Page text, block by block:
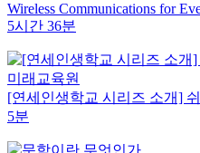
Wireless Communications for
5시간 36분
미래교육원
[연세인생학교 시리즈 소개]
5분